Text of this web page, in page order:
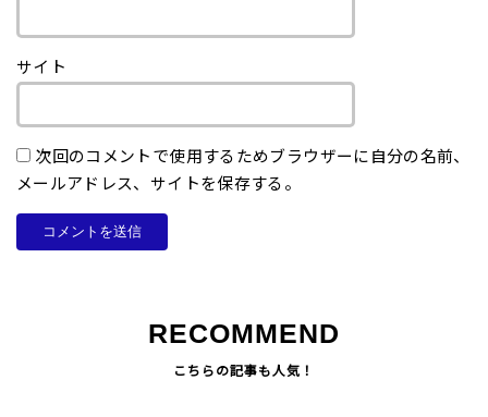
サイト
次回のコメントで使用するためブラウザーに自分の名前、
メールアドレス、サイトを保存する。
RECOMMEND